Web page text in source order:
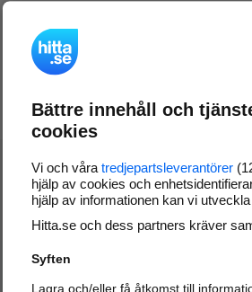
Bättre innehåll och
cookies
Vi och våra tredjepartsleverantörer
hjälp av cookies och
hjälp av informationen kan vi
Hitta.se och dess partners kräver
Syften
Lagra och/eller få åtkomst till